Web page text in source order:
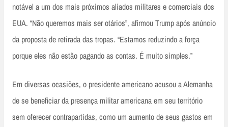
notável a um dos mais próximos aliados militares e comerciais dos
EUA. “Não queremos mais ser otários”, afirmou Trump após anúncio
da proposta de retirada das tropas. “Estamos reduzindo a força
porque eles não estão pagando as contas. É muito simples.”
Em diversas ocasiões, o presidente americano acusou a Alemanha
de se beneficiar da presença militar americana em seu território
sem oferecer contrapartidas, como um aumento de seus gastos em